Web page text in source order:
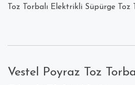
Toz Torbalı Elektrikli Süpürge Toz
Vestel Poyraz Toz